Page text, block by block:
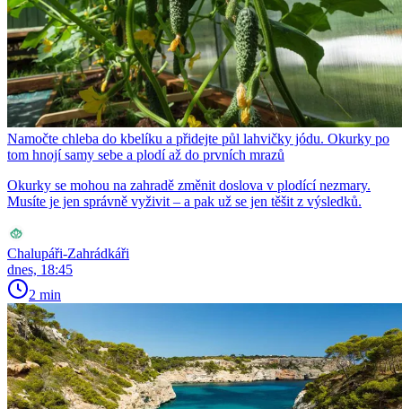
Namočte chleba do kbelíku a přidejte půl lahvičky jódu. Okurky po
tom hnojí samy sebe a plodí až do prvních mrazů
Okurky se mohou na zahradě změnit doslova v plodící nezmary.
Musíte je jen správně vyživit – a pak už se jen těšit z výsledků.
Chalupáři-Zahrádkáři
dnes, 18:45
2 min